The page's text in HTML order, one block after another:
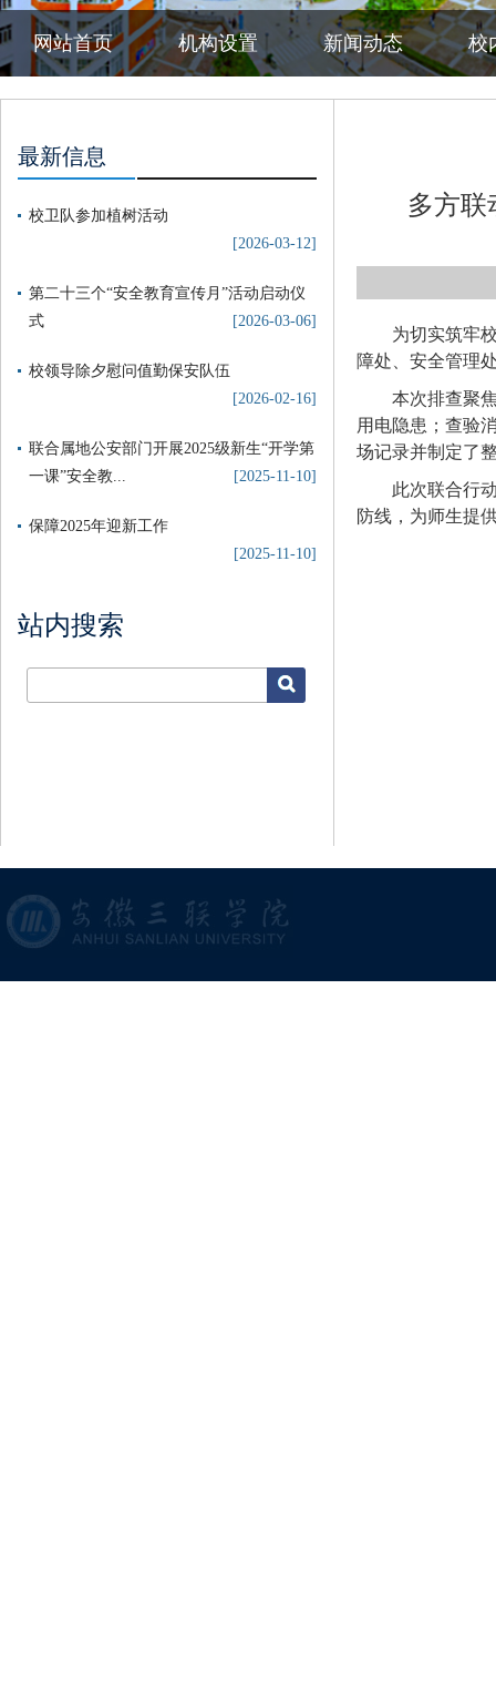
网站首页 机构设置 新闻动态 校
最新信息
校卫队参加植树活动
[2026-03-12]
第二十三个“安全教育宣传月”活动启动仪
式
[2026-03-06]
校领导除夕慰问值勤保安队伍
[2026-02-16]
联合属地公安部门开展2025级新生“开学第
一课”安全教...
[2025-11-10]
保障2025年迎新工作
[2025-11-10]
站内搜索
多方
为切实筑牢
障处、安全管理
本次排查聚
用电隐患；查验
场记录并制定了
此次联合行
防线，为师生提